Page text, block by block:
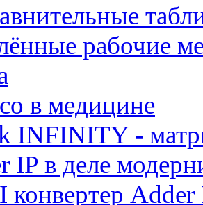
рабочие
в медицине
INFINITY -
в деле